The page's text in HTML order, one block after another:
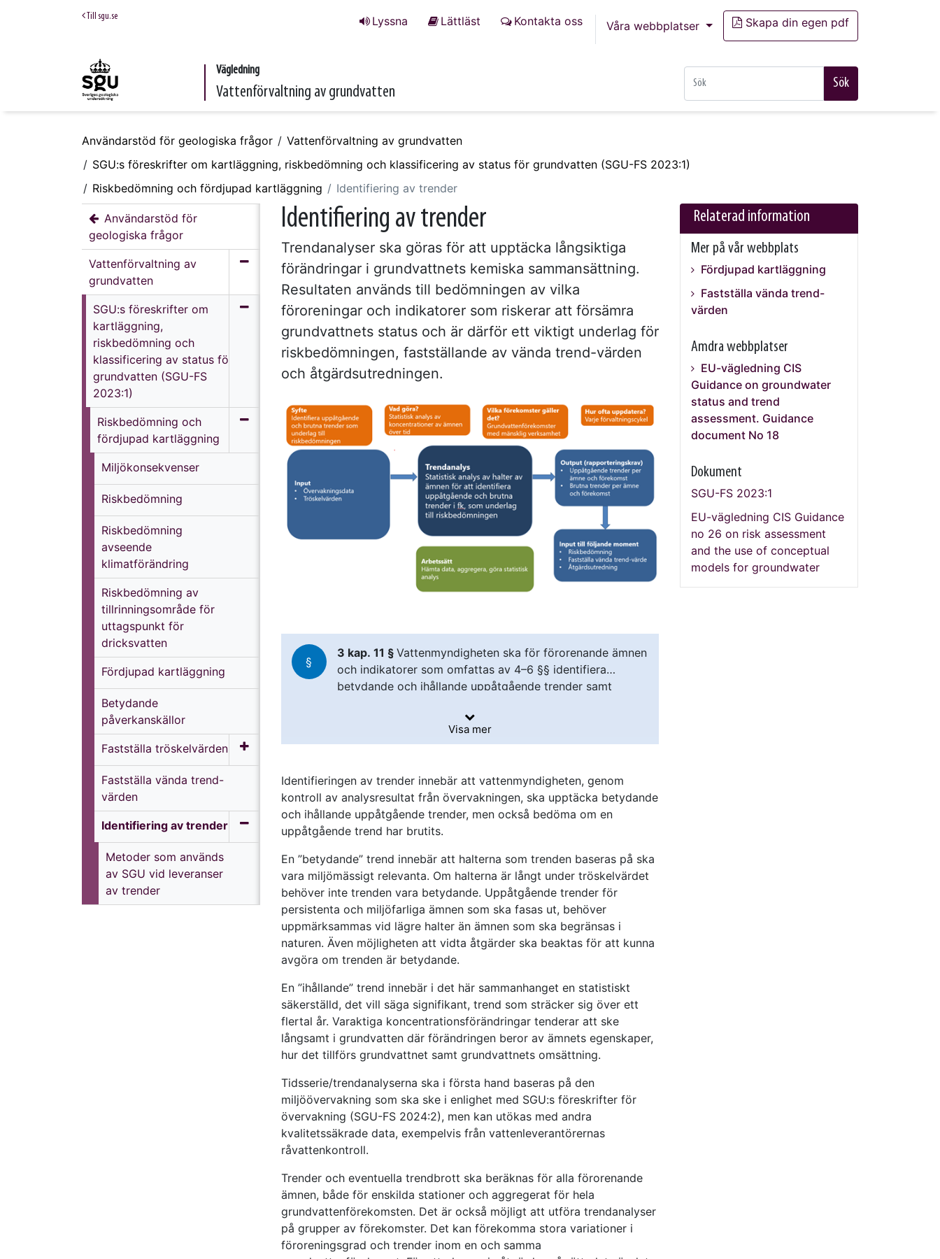
Till sgu.se Lyssna Lättläst Kontakta oss Våra webbplatser Skapa din egen pdf
Vägledning
Vattenförvaltning av grundvatten
Sök
Användarstöd för geologiska frågor
Vattenförvaltning av grundvatten
SGU:s föreskrifter om kartläggning, riskbedömning och klassificering av status för grundvatten (SGU-FS 2023:1)
Riskbedömning och fördjupad kartläggning
Identifiering av trender
Användarstöd för
geologiska frågor
Vattenförvaltning av
grundvatten
SGU:s föreskrifter om
kartläggning,
riskbedömning och
klassificering av status för
grundvatten (SGU-FS
2023:1)
Riskbedömning och
fördjupad kartläggning
Miljökonsekvenser
Riskbedömning
Riskbedömning
avseende
klimatförändring
Riskbedömning av
tillrinningsområde för
uttagspunkt för
dricksvatten
Fördjupad kartläggning
Betydande
påverkanskällor
Fastställa tröskelvärden
Fastställa vända trend-
värden
Identifiering av trender
Metoder som används
av SGU vid leveranser
av trender
Identifiering av trender
Trendanalyser ska göras för att upptäcka långsiktiga
förändringar i grundvattnets kemiska sammansättning.
Resultaten används till bedömningen av vilka
föroreningar och indikatorer som riskerar att försämra
grundvattnets status och är därför ett viktigt underlag för
riskbedömningen, fastställande av vända trend-värden
och åtgärdsutredningen.
§
3 kap. 11 § Vattenmyndigheten ska för förorenande ämnen
och indikatorer som omfattas av 4–6 §§ identifiera
betydande och ihållande uppåtgående trender samt
brutits. Trendanalysen ska baseras på resultat från
övervakning enligt SGU:s föreskrifter (SGU-FS 2024:2)
Visa mer
Identifieringen av trender innebär att vattenmyndigheten, genom
kontroll av analysresultat från övervakningen, ska upptäcka betydande
och ihållande uppåtgående trender, men också bedöma om en
uppåtgående trend har brutits.
En ”betydande” trend innebär att halterna som trenden baseras på ska
vara miljömässigt relevanta. Om halterna är långt under tröskelvärdet
behöver inte trenden vara betydande. Uppåtgående trender för
persistenta och miljöfarliga ämnen som ska fasas ut, behöver
uppmärksammas vid lägre halter än ämnen som ska begränsas i
naturen. Även möjligheten att vidta åtgärder ska beaktas för att kunna
avgöra om trenden är betydande.
En ”ihållande” trend innebär i det här sammanhanget en statistiskt
säkerställd, det vill säga signifikant, trend som sträcker sig över ett
flertal år. Varaktiga koncentrationsförändringar tenderar att ske
långsamt i grundvatten där förändringen beror av ämnets egenskaper,
hur det tillförs grundvattnet samt grundvattnets omsättning.
Tidsserie/trendanalyserna ska i första hand baseras på den
miljöövervakning som ska ske i enlighet med SGU:s föreskrifter för
övervakning (SGU-FS 2024:2), men kan utökas med andra
kvalitetssäkrade data, exempelvis från vattenleverantörernas
råvattenkontroll.
Trender och eventuella trendbrott ska beräknas för alla förorenande
ämnen, både för enskilda stationer och aggregerat för hela
grundvattenförekomsten. Det är också möjligt att utföra trendanalyser
på grupper av förekomster. Det kan förekomma stora variationer i
föroreningsgrad och trender inom en och samma
Relaterad information
Mer på vår webbplats
Fördjupad kartläggning
Fastställa vända trend-
värden
Amdra webbplatser
EU-vägledning CIS
Guidance on groundwater
status and trend
assessment. Guidance
document No 18
Dokument
SGU-FS 2023:1
EU-vägledning CIS Guidance
no 26 on risk assessment
and the use of conceptual
models for groundwater